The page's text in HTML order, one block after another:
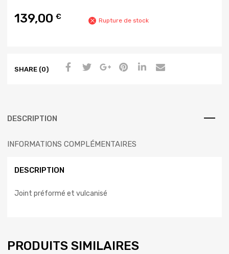
139,00 € Rupture de stock
SHARE (0)
DESCRIPTION
INFORMATIONS COMPLÉMENTAIRES
DESCRIPTION
Joint préformé et vulcanisé
PRODUITS SIMILAIRES